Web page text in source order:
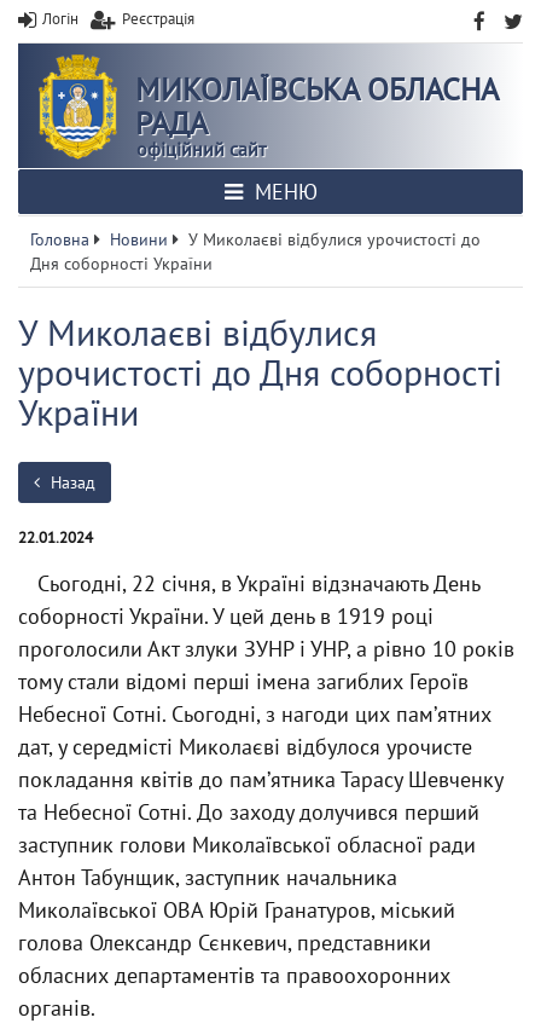
Логін Реєстрація
МИКОЛАЇВСЬКА ОБЛАСНА
РАДА
офіційний сайт
МЕНЮ
Головна Новини
У Миколаєві відбулися урочистості до
Дня соборності України
У Миколаєві відбулися
урочистості до Дня соборності
України
Назад
22.01.2024
Сьогодні, 22 січня, в Україні відзначають День
соборності України. У цей день в 1919 році
проголосили Акт злуки ЗУНР і УНР, а рівно 10 років
тому стали відомі перші імена загиблих Героїв
Небесної Сотні. Сьогодні, з нагоди цих памʼятних
дат, у середмісті Миколаєві відбулося урочисте
покладання квітів до памʼятника Тарасу Шевченку
та Небесної Сотні. До заходу долучився перший
заступник голови Миколаївської обласної ради
Антон Табунщик, заступник начальника
Миколаївської ОВА Юрій Гранатуров, міський
голова Олександр Сєнкевич, представники
обласних департаментів та правоохоронних
органів.